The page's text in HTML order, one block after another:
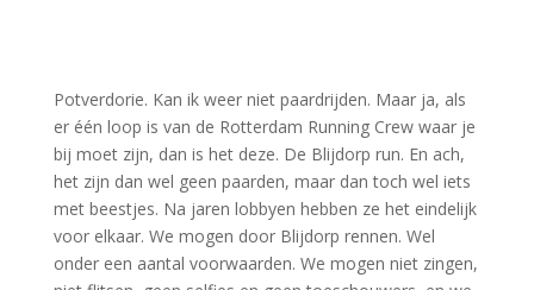
Potverdorie. Kan ik weer niet paardrijden. Maar ja, als
er één loop is van de Rotterdam Running Crew waar je
bij moet zijn, dan is het deze. De Blijdorp run. En ach,
het zijn dan wel geen paarden, maar dan toch wel iets
met beestjes. Na jaren lobbyen hebben ze het eindelijk
voor elkaar. We mogen door Blijdorp rennen. Wel
onder een aantal voorwaarden. We mogen niet zingen,